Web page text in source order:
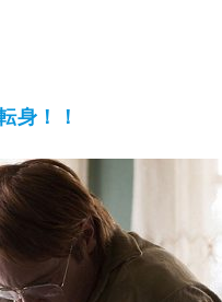
身！！